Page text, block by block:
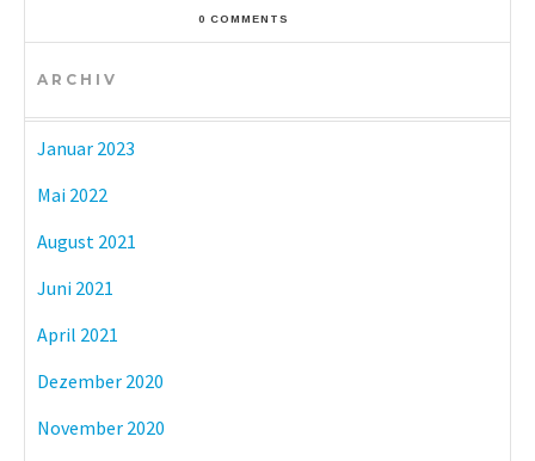
0 COMMENTS
ARCHIV
Januar 2023
Mai 2022
August 2021
Juni 2021
April 2021
Dezember 2020
November 2020